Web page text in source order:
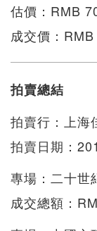
估價：RMB
成交價：
拍賣總結
拍賣行：上海
拍賣日期：
專場：二十世
成交總額：